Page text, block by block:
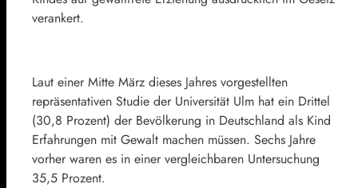
verankert.
Laut einer Mitte März dieses Jahres vorgestellten
repräsentativen Studie der Universität Ulm hat ein Drittel
(30,8 Prozent) der Bevölkerung in Deutschland als Kind
Erfahrungen mit Gewalt machen müssen. Sechs Jahre
vorher waren es in einer vergleichbaren Untersuchung
35,5 Prozent.